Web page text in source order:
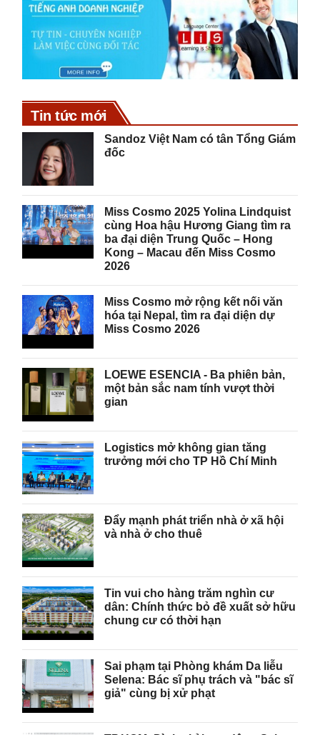
Tin tức mới
Sandoz Việt Nam có tân Tổng Giám
đốc
Miss Cosmo 2025 Yolina Lindquist
cùng Hoa hậu Hương Giang tìm ra
ba đại diện Trung Quốc – Hong
Kong – Macau đến Miss Cosmo
2026
Miss Cosmo mở rộng kết nối văn
hóa tại Nepal, tìm ra đại diện dự
Miss Cosmo 2026
LOEWE ESENCIA - Ba phiên bản,
một bản sắc nam tính vượt thời
gian
Logistics mở không gian tăng
trưởng mới cho TP Hồ Chí Minh
Đẩy mạnh phát triển nhà ở xã hội
và nhà ở cho thuê
Tin vui cho hàng trăm nghìn cư
dân: Chính thức bỏ đề xuất sở hữu
chung cư có thời hạn
Sai phạm tại Phòng khám Da liễu
Selena: Bác sĩ phụ trách và "bác sĩ
giả" cùng bị xử phạt